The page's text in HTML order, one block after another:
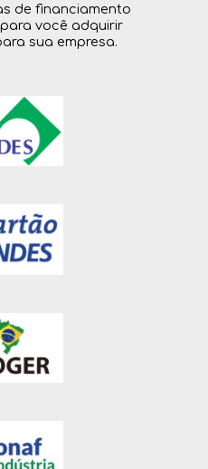
de financiamento
você adquirir
sua empresa.